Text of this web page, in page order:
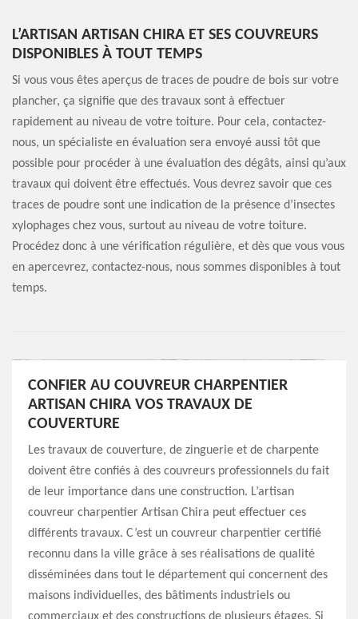
L’ARTISAN ARTISAN CHIRA ET SES COUVREURS
DISPONIBLES À TOUT TEMPS
Si vous vous êtes aperçus de traces de poudre de bois sur votre
plancher, ça signifie que des travaux sont à effectuer
rapidement au niveau de votre toiture. Pour cela, contactez-
nous, un spécialiste en évaluation sera envoyé aussi tôt que
possible pour procéder à une évaluation des dégâts, ainsi qu’aux
travaux qui doivent être effectués. Vous devrez savoir que ces
traces de poudre sont une indication de la présence d’insectes
xylophages chez vous, surtout au niveau de votre toiture.
Procédez donc à une vérification régulière, et dès que vous vous
en apercevrez, contactez-nous, nous sommes disponibles à tout
temps.
CONFIER AU COUVREUR CHARPENTIER
ARTISAN CHIRA VOS TRAVAUX DE
COUVERTURE
Les travaux de couverture, de zinguerie et de charpente
doivent être confiés à des couvreurs professionnels du fait
de leur importance dans une construction. L’artisan
couvreur charpentier Artisan Chira peut effectuer ces
différents travaux. C’est un couvreur charpentier certifié
reconnu dans la ville grâce à ses réalisations de qualité
disséminées dans tout le département qui concernent des
maisons individuelles, des bâtiments industriels ou